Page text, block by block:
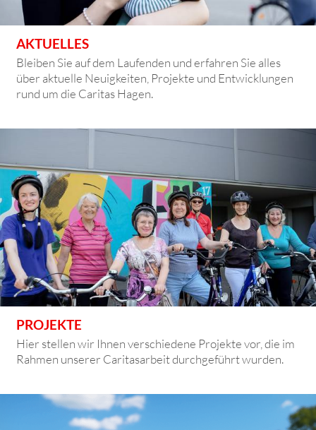
AKTUELLES
Bleiben Sie auf dem Laufenden und erfahren Sie alles
über aktuelle Neuigkeiten, Projekte und Entwicklungen
rund um die Caritas Hagen.
PROJEKTE
Hier stellen wir Ihnen verschiedene Projekte vor, die im
Rahmen unserer Caritasarbeit durchgeführt wurden.